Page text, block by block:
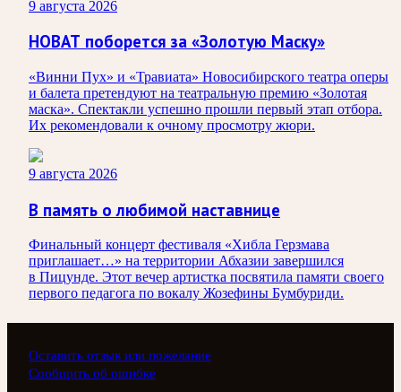
9 августа 2026
НОВАТ поборется за «Золотую Маску»
«Винни Пух» и «Травиата» Новосибирского театра оперы
и балета претендуют на театральную премию «Золотая
маска». Спектакли успешно прошли первый этап отбора.
Их рекомендовали к очному просмотру жюри.
9 августа 2026
В память о любимой наставнице
Финальный концерт фестиваля «Хибла Герзмава
приглашает…» на территории Абхазии завершился
в Пицунде. Этот вечер артистка посвятила памяти своего
первого педагога по вокалу Жозефины Бумбуриди.
Оставить отзыв или пожелание
Сообщить об ошибке